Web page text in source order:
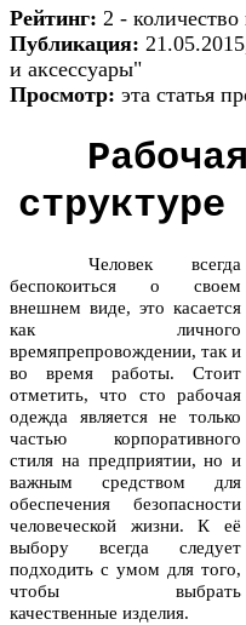
Рейтинг: 2 - количество
Публикация:
и аксессуары"
Просмотр: эта статья
структуре
Человек всегда
беспокоиться о своем
внешнем виде, это касается
как личного
времяпрепровождении, так и
во время работы. Стоит
отметить, что сто рабочая
одежда является не только
частью корпоративного
стиля на предприятии, но и
важным средством для
обеспечения безопасности
человеческой жизни. К её
выбору всегда следует
подходить с умом для того,
чтобы выбрать
качественные изделия.